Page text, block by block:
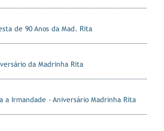
de 90 Anos da Mad. Rita
da Madrinha Rita
a Irmandade - Aniversário Madrinha Rita